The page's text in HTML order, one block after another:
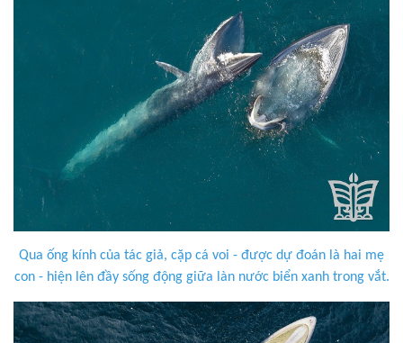
Qua ống kính của tác giả, cặp cá voi - được dự đoán là hai mẹ
con - hiện lên đầy sống động giữa làn nước biển xanh trong vắt.